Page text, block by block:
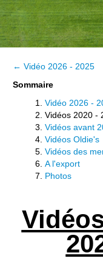
Le Club
Information
Météo
Médias
Divers
Manifs
← Vidéo 2026 - 2025
Sommaire
Vidéo 2026 -
Vidéos 2020 -
Vidéos avant
Vidéos Oldie's
Vidéos des
A l'export
Photos